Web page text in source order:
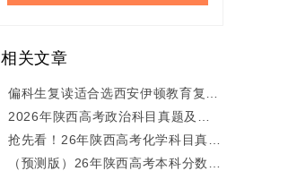
相关文章
偏科生复读适合选西安伊顿教育复读
班吗？有啥优势？
2026年陕西高考政治科目真题及答
案出来了吗？
抢先看！26年陕西高考化学科目真题
及答案来啦~
（预测版）26年陕西高考本科分数线